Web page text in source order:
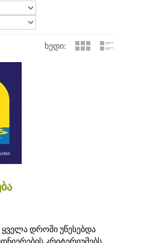
ხედი:
დროში უწესებდა